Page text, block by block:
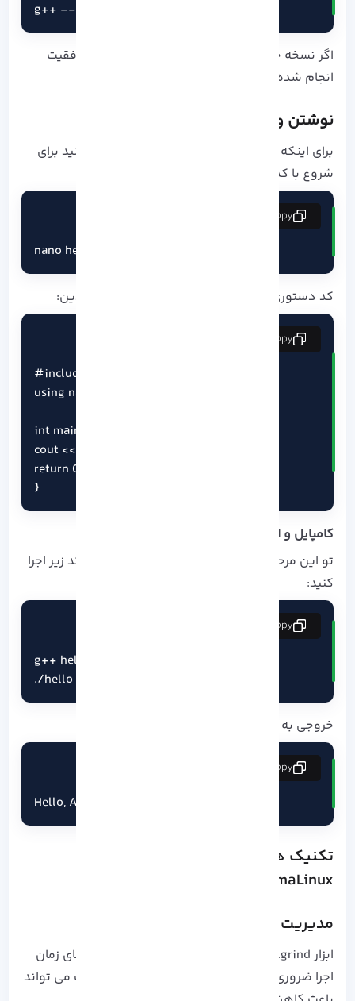
g++ --version
اگر نسخه جدید GCC نمایش داده شد، نصب با موفقیت
انجام شده.
نوشتن و اجرای اولین برنامه ++C
برای اینکه نصب ++C در آلمالینوکس رو امتحان کنید برای
شروع با کد دستوری زیر یک فایل بسازید:
nano hello.cpp
copy
کد دستوری زیر رو داخل فایل ایجاده شده قرار بدین:
#include <iostream>
using namespace std;
int main() {
cout << "Hello, AlmaLinux!" << endl;
return 0;
}
copy
کامپایل و اجرا
تو این مرحله برنامه رو کامپایل کرده و بعدش با کد زیر اجرا
کنید:
g++ hello.cpp -o hello
./hello
copy
خروجی به این صورت براتون نمایش داده میشه:
Hello, AlmaLinux!
copy
AlmaLinux
مدیریت حافظه و اشکال زدایی:
ابزار Valgrind برای شناسایی نشت حافظه و خطاهای زمان
اجرا ضروری است.
نشت حافظه در پروژه های بزرگ می تواند